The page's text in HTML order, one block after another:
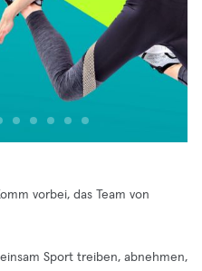
vorbei, das Team von
Sport treiben, abnehmen,